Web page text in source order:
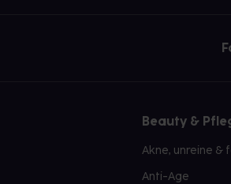
Beauty &
Akne, unreine &
Anti-Age